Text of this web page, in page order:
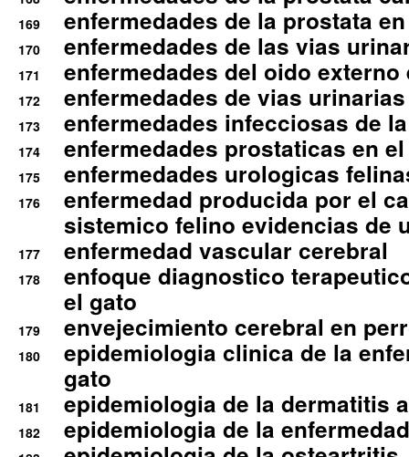
169 enfermedades de la prostata
170 enfermedades de las vias
171 enfermedades del oido
172 enfermedades de vias
173 enfermedades infecciosas de
174 enfermedades prostaticas en
175 enfermedades urologicas
176
enfermedad producida por el
sistemico felino evidencias de
177 enfermedad vascular cerebral
178
enfoque diagnostico
el gato
179 envejecimiento cerebral en
180
epidemiologia clinica de la
gato
181 epidemiologia de la dermatitis
182 epidemiologia de la